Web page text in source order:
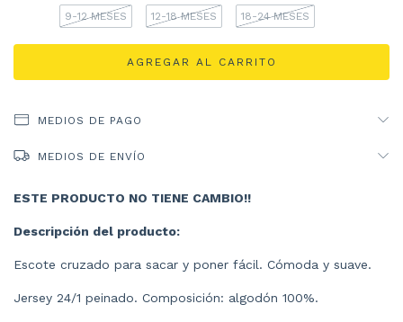
9-12 MESES 12-18 MESES 18-24 MESES
MEDIOS DE PAGO
MEDIOS DE ENVÍO
ESTE PRODUCTO NO TIENE CAMBIO!!
Descripción del producto:
Escote cruzado para sacar y poner fácil. Cómoda y suave.
Jersey 24/1 peinado. Composición: algodón 100%.